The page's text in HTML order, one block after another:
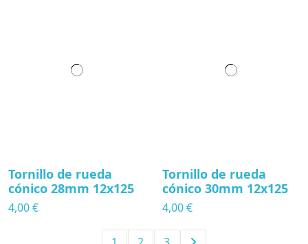
Tornillo de rueda
cónico 28mm 12x125
4,00 €
Tornillo de rueda
cónico 30mm 12x125
4,00 €